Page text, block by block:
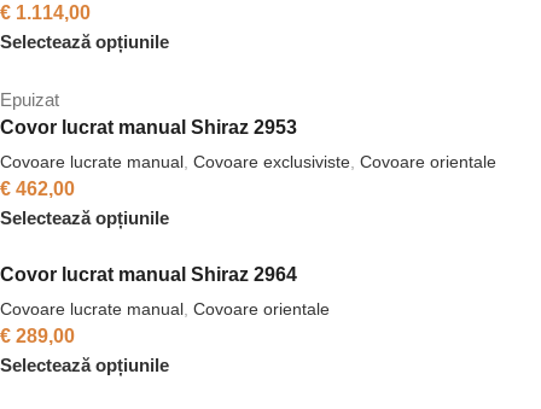
€ 1.114,00
Selectează opțiunile
Epuizat
Covor lucrat manual Shiraz 2953
Covoare lucrate manual Covoare exclusiviste Covoare orientale
€ 462,00
Selectează opțiunile
Covor lucrat manual Shiraz 2964
Covoare lucrate manual Covoare orientale
€ 289,00
Selectează opțiunile